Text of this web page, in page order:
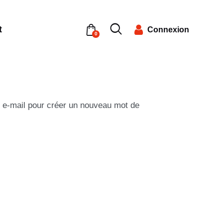
0 Connexion
mail pour créer un nouveau mot de